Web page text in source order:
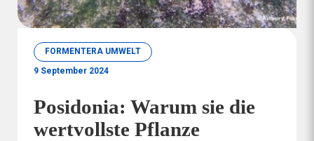
FORMENTERA UMWELT
9 September 2024
Posidonia: Warum sie die
wertvollste Pflanze